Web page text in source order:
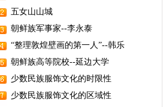
五女山山城
朝鲜族军事家--李永泰
“整理敦煌壁画的第一人”--韩乐
朝鲜族高等院校--延边大学
少数民族服饰文化的时限性
少数民族服饰文化的区域性